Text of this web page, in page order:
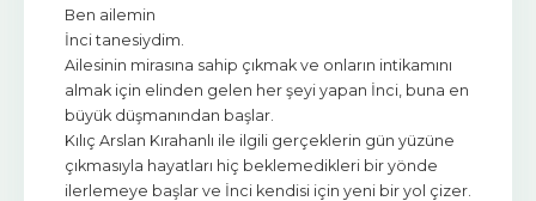
Ben ailemin
İnci tanesiydim.
Ailesinin mirasına sahip çıkmak ve onların intikamını
almak için elinden gelen her şeyi yapan İnci, buna en
büyük düşmanından başlar.
Kılıç Arslan Kırahanlı ile ilgili gerçeklerin gün yüzüne
çıkmasıyla hayatları hiç beklemedikleri bir yönde
ilerlemeye başlar ve İnci kendisi için yeni bir yol çizer.